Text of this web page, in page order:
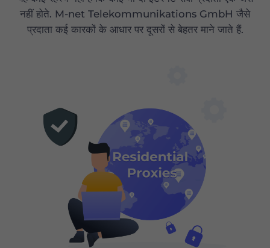
नहीं होते. M-net Telekommunikations GmbH जैसे
प्रदाता कई कारकों के आधार पर दूसरों से बेहतर माने जाते हैं.